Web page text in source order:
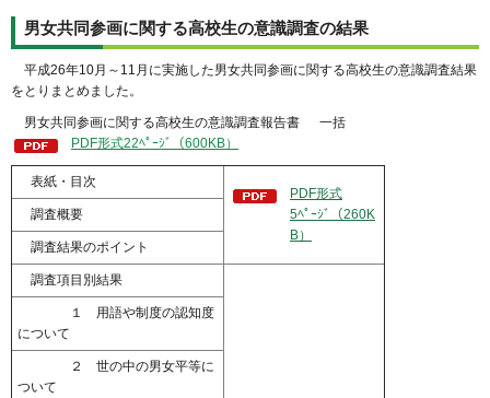
男女共同参画に関する高校生の意識調査の結果
平成26年10月～11月に実施した男女共同参画に関する高校生の意識調査結果
をとりまとめました。
男女共同参画に関する高校生の意識調査報告書 一括
PDF形式22ﾍﾟｰｼﾞ（600KB）
表紙・目次
PDF形式
5ﾍﾟｰｼﾞ（260K
B）
調査概要
調査結果のポイント
調査項目別結果
１ 用語や制度の認知度
について
２ 世の中の男女平等に
ついて